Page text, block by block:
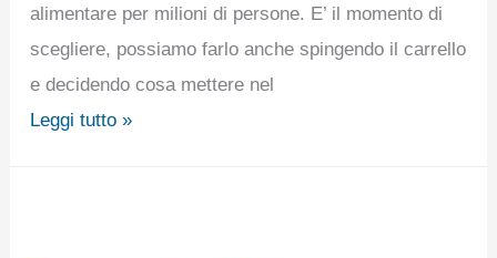
alimentare per milioni di persone. E’ il momento di
scegliere, possiamo farlo anche spingendo il carrello
e decidendo cosa mettere nel
Leggi tutto »